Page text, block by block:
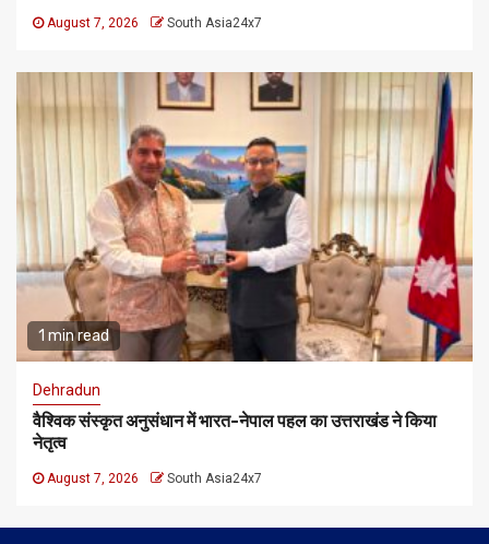
August 7, 2026 South Asia24x7
1 min read
Dehradun
वैश्विक संस्कृत अनुसंधान में भारत-नेपाल पहल का उत्तराखंड ने किया
नेतृत्व
August 7, 2026 South Asia24x7